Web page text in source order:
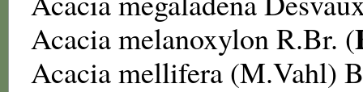
Acacia melanoxylonR.Br. (
Acacia mellifera (M.Vahl)